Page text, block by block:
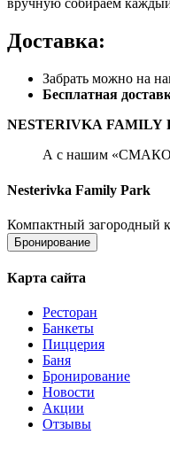
вручную собираем
Доставка:
Забрать можно на
Бесплатная
NESTERIVKA FAMILY
А с нашим
Nesterivka Family Park
Компактный загородный
Бронирование
Карта сайта
Ресторан
Банкеты
Пиццерия
Баня
Бронирование
Новости
Акции
Отзывы